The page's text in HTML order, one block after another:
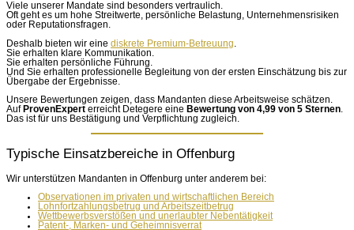
Viele unserer Mandate sind besonders vertraulich.
Oft geht es um hohe Streitwerte, persönliche Belastung, Unternehmensrisiken
oder Reputationsfragen.
Deshalb bieten wir eine diskrete Premium-Betreuung
Sie erhalten klare Kommunikation.
Sie erhalten persönliche Führung.
Und Sie erhalten professionelle Begleitung von der ersten Einschätzung bis zur
Übergabe der Ergebnisse.
Unsere Bewertungen zeigen, dass Mandanten diese Arbeitsweise schätzen.
Auf ProvenExpert erreicht Detegere eine Bewertung von 4,99 von 5 Sternen.
Das ist für uns Bestätigung und Verpflichtung zugleich.
Typische Einsatzbereiche in Offenburg
Wir unterstützen Mandanten in Offenburg unter anderem bei:
Observationen im privaten und wirtschaftlichen Bereich
Lohnfortzahlungsbetrug und Arbeitszeitbetrug
Wettbewerbsverstößen und unerlaubter Nebentätigkeit
Patent-, Marken- und Geheimnisverrat